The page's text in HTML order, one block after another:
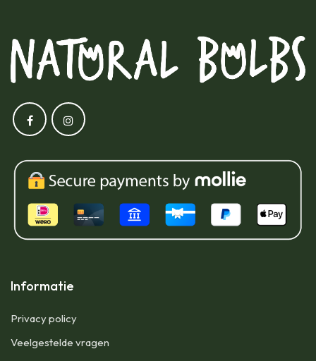
Informatie
Privacy policy
Veelgestelde vragen